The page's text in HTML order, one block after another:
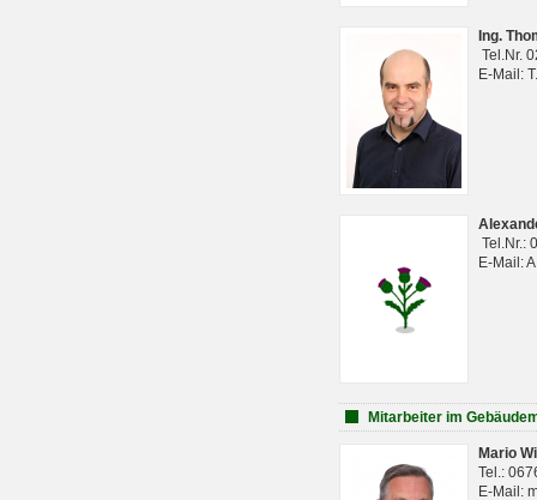
Ing.
Tel.Nr.
E-Mail:
Tel.Nr.:
E-Mail:
Mitarbeiter im
Mario
Tel.:
E-Mail: